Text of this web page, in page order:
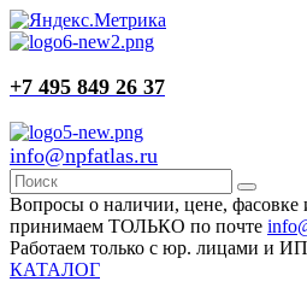
+7 495 849 26 37
info@npfatlas.ru
Вопросы о наличии, цене, фасовке
принимаем ТОЛЬКО по почте
Работаем только с юр. лицами и
КАТАЛОГ